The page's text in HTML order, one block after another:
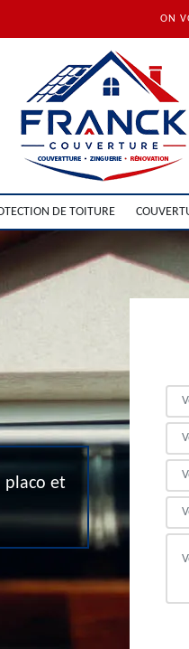
ON
DE TOITURE
placo et